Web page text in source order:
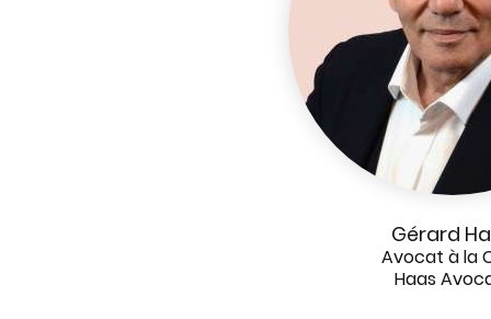
Gérard
Avocat à la
Haas